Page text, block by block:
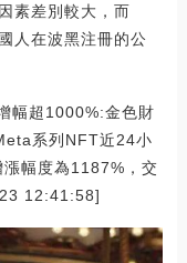
素差別較大，而
人在波黑注冊的公
幅超1000%:金色財
系列NFT近24小
幅度為1187%，交
12:41:58]